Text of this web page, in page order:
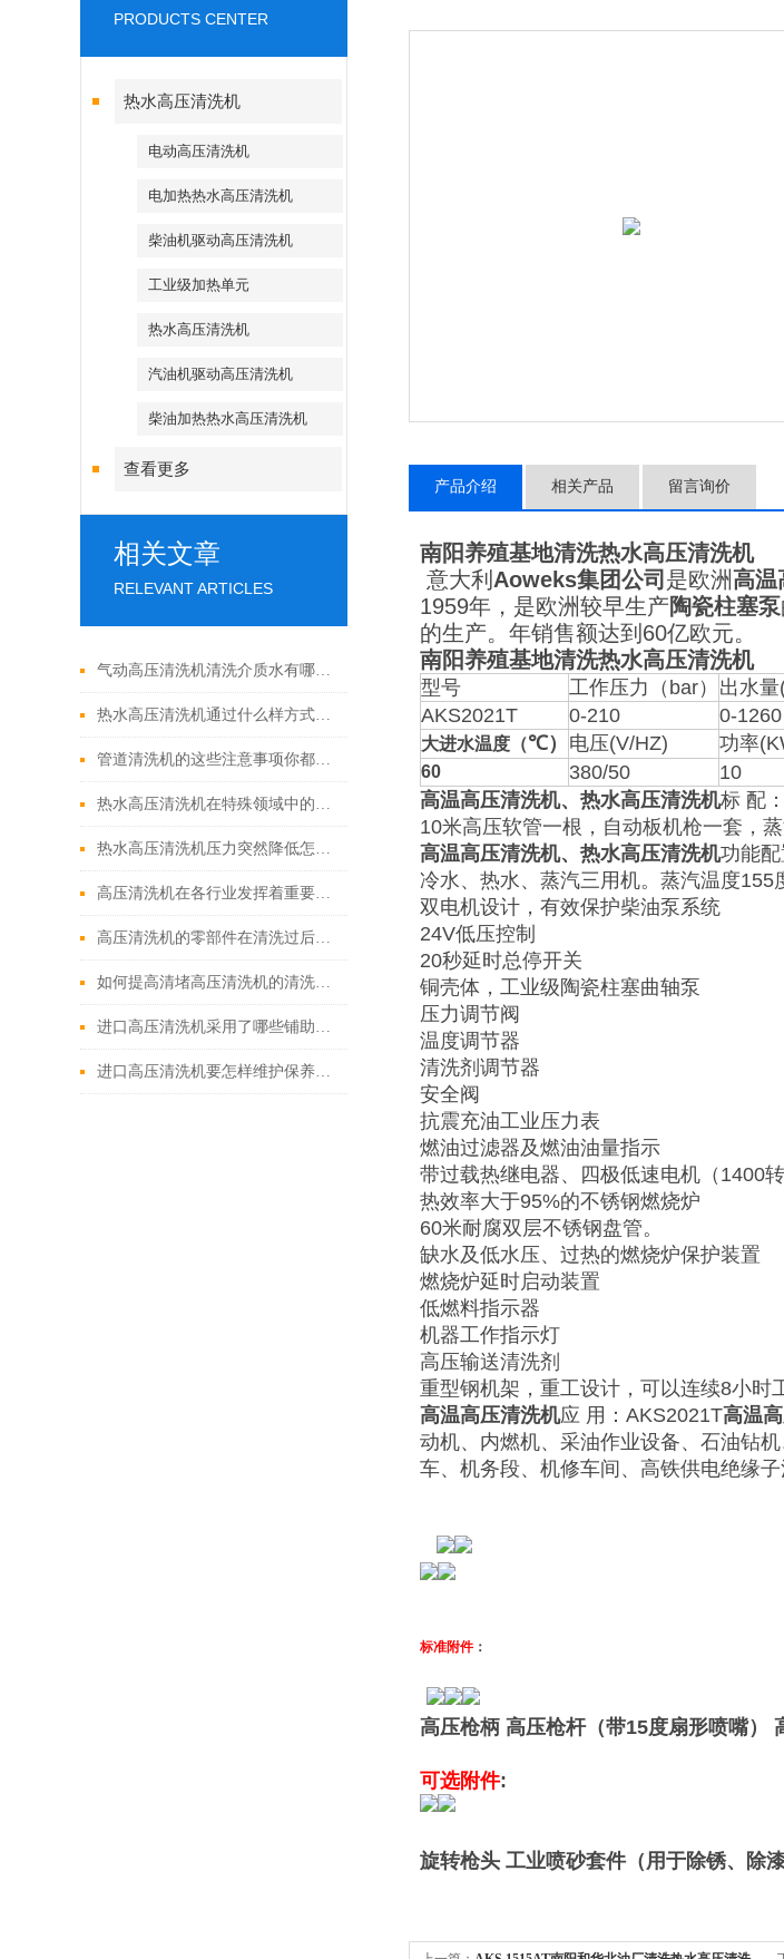
PRODUCTS CENTER
热水高压清洗机
电动高压清洗机
电加热热水高压清洗机
柴油机驱动高压清洗机
工业级加热单元
热水高压清洗机
汽油机驱动高压清洗机
柴油加热热水高压清洗机
查看更多
相关文章
RELEVANT ARTICLES
气动高压清洗机清洗介质水有哪些优点
热水高压清洗机通过什么样方式来实现增压呢
管道清洗机的这些注意事项你都落实到位了吗
热水高压清洗机在特殊领域中的应用
热水高压清洗机压力突然降低怎么回事
高压清洗机在各行业发挥着重要的作用
高压清洗机的零部件在清洗过后还需要注意什么
如何提高清堵高压清洗机的清洗效果？
进口高压清洗机采用了哪些铺助系统
进口高压清洗机要怎样维护保养才算合理呢
产品介绍 相关产品 留言询价
南阳养殖基地清洗热水高压清洗机
意大利 Aoweks集团公司 是欧洲高温
1959年，是欧洲较早生产陶瓷柱塞泵
的生产。年销售额达到60亿欧元。
南阳养殖基地清洗热水高压清洗机
型号 工作压力（bar） 出水量
AKS2021T
0-210 0-1260
大进水温度（℃） 电压(V/HZ) 功率
60 380/50 10
高温高压清洗机、热水高压清洗机标 配：
10米高压软管一根，自动板机枪一套，
高温高压清洗机、热水高压清洗机功能配
冷水、热水、蒸汽三用机。蒸汽温度155
双电机设计，有效保护柴油泵系统
24V低压控制
20秒延时总停开关
铜壳体，工业级陶瓷柱塞曲轴泵
压力调节阀
温度调节器
清洗剂调节器
安全阀
抗震充油工业压力表
燃油过滤器及燃油油量指示
带过载热继电器、四极低速电机（1400转
热效率大于95%的不锈钢燃烧炉
60米耐腐双层不锈钢盘管。
缺水及低水压、过热的燃烧炉保护装置
燃烧炉延时启动装置
低燃料指示器
机器工作指示灯
高压输送清洗剂
重型钢机架，重工设计，可以连续8小时
高温高压清洗机应 用：AKS2021T高温
动机、内燃机、采油作业设备、石油钻
车、机务段、机修车间、高铁供电绝缘
标准附件：
高压枪柄 高压枪杆（带15度扇形喷嘴）
可选附件:
旋转枪头 工业喷砂套件（用于除锈、除漆